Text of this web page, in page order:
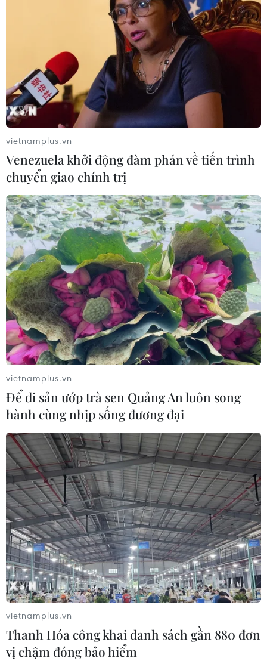
vietnamplus.vn
Venezuela khởi động đàm phán về tiến trình
chuyển giao chính trị
vietnamplus.vn
Để di sản ướp trà sen Quảng An luôn song
hành cùng nhịp sống đương đại
vietnamplus.vn
Thanh Hóa công khai danh sách gần 880 đơn
vị chậm đóng bảo hiểm